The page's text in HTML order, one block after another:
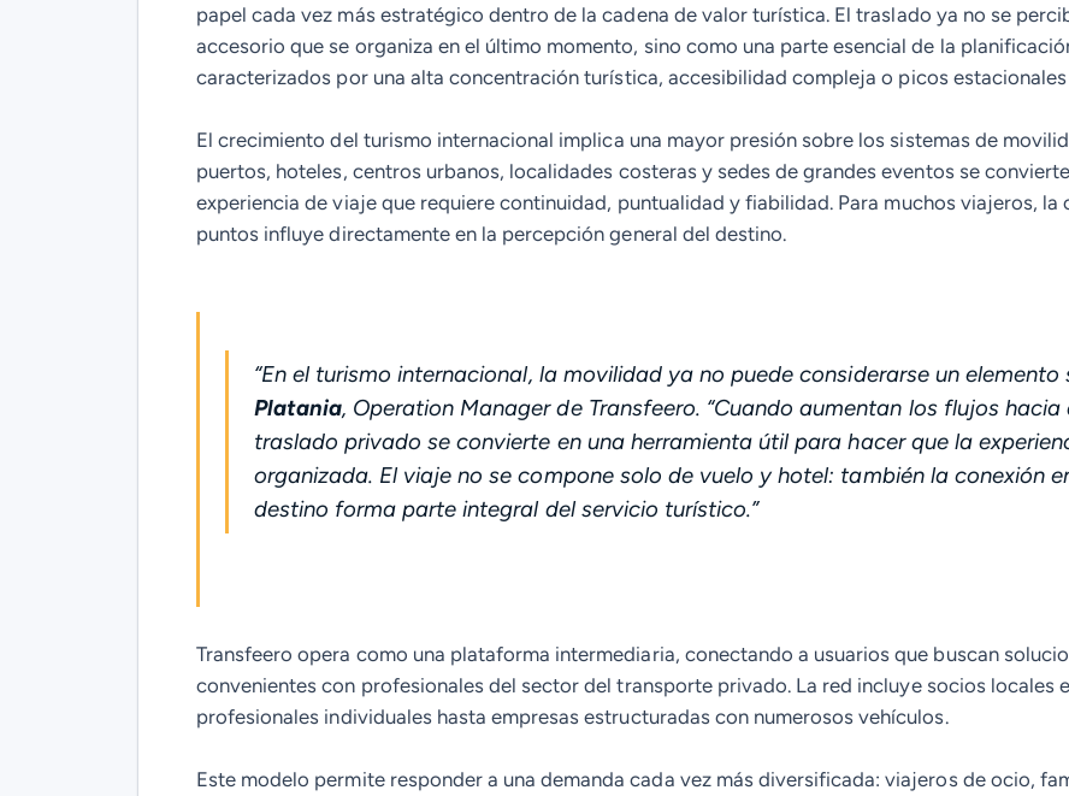
papel cada vez más estratégico dentro de la cadena de valor turística. El traslado ya no se
accesorio que se organiza en el último momento, sino como una parte esencial de la
caracterizados por una alta concentración turística, accesibilidad compleja o picos estacionales
El crecimiento del turismo internacional implica una mayor presión sobre los sistemas de
puertos, hoteles, centros urbanos, localidades costeras y sedes de grandes eventos se
experiencia de viaje que requiere continuidad, puntualidad y fiabilidad. Para muchos viajeros,
puntos influye directamente en la percepción general del destino.
“En el turismo internacional, la movilidad ya no puede considerarse un elemento
Platania, Operation Manager de Transfeero. “Cuando aumentan los flujos
traslado privado se convierte en una herramienta útil para hacer que la
organizada. El viaje no se compone solo de vuelo y hotel: también la conexión
destino forma parte integral del servicio turístico.”
Transfeero opera como una plataforma intermediaria, conectando a usuarios que buscan
convenientes con profesionales del sector del transporte privado. La red incluye socios locales
profesionales individuales hasta empresas estructuradas con numerosos vehículos.
Este modelo permite responder a una demanda cada vez más diversificada: viajeros de ocio,